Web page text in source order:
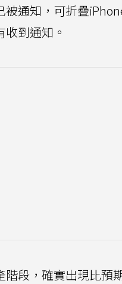
通知，可折疊
到通知。
段，確實出現比預